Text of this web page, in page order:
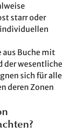
starr oder
Buche mit
der wesentliche
sich für alle
deren Zonen